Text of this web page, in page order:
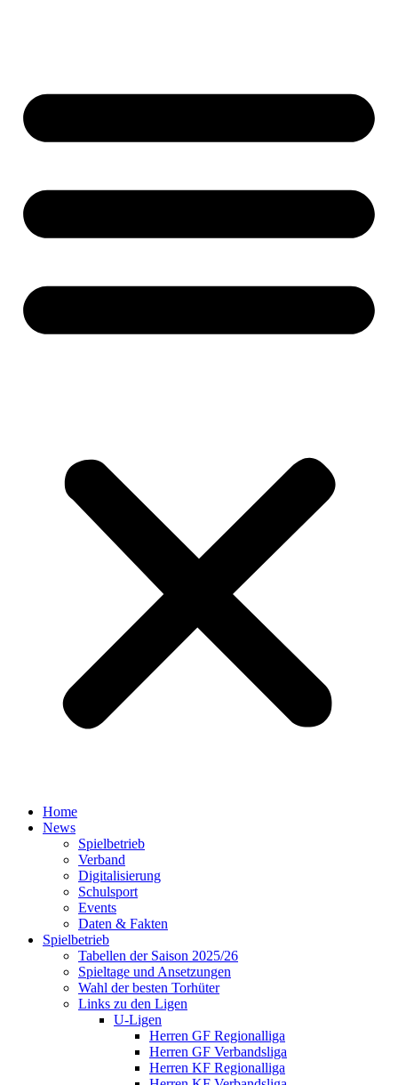
Home
News
Spielbetrieb
Verband
Digitalisierung
Schulsport
Events
Daten & Fakten
Spielbetrieb
Tabellen der Saison 2025/26
Spieltage und Ansetzungen
Wahl der besten Torhüter
Links zu den Ligen
U-Ligen
Herren GF Regionalliga
Herren GF Verbandsliga
Herren KF Regionalliga